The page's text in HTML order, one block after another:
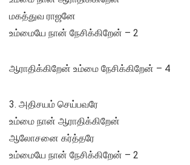
மகத்துவ ராஜனே
உம்மையே நான் நேசிக்கிறேன் – 2
ஆராதிக்கிறேன் உம்மை நேசிக்கிறேன் – 4
3. அதிசயம் செய்பவரே
உம்மை நான் ஆராதிக்கிறேன்
ஆலோசனை கர்த்தரே
உம்மையே நான் நேசிக்கிறேன் – 2